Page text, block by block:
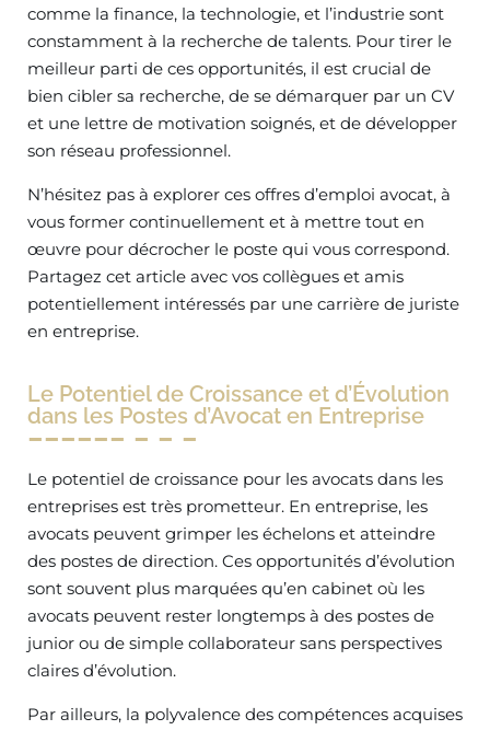
comme la finance, la technologie, et l’industrie sont
constamment à la recherche de talents. Pour tirer le
meilleur parti de ces opportunités, il est crucial de
bien cibler sa recherche, de se démarquer par un CV
et une lettre de motivation soignés, et de développer
son réseau professionnel.
N’hésitez pas à explorer ces offres d’emploi avocat, à
vous former continuellement et à mettre tout en
œuvre pour décrocher le poste qui vous correspond.
Partagez cet article avec vos collègues et amis
potentiellement intéressés par une carrière de juriste
en entreprise.
Le Potentiel de Croissance et d’Évolution
dans les Postes d’Avocat en Entreprise
Le potentiel de croissance pour les avocats dans les
entreprises est très prometteur. En entreprise, les
avocats peuvent grimper les échelons et atteindre
des postes de direction. Ces opportunités d’évolution
sont souvent plus marquées qu’en cabinet où les
avocats peuvent rester longtemps à des postes de
junior ou de simple collaborateur sans perspectives
claires d’évolution.
Par ailleurs, la polyvalence des compétences acquises